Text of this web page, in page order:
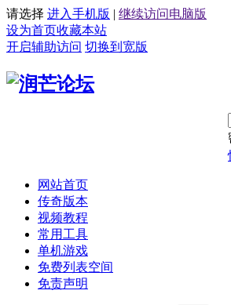
请选择 进入手机版 | 继续访问电脑版
设为首页收藏本站
开启辅助访问 切换到宽版
网站首页
传奇版本
视频教程
常用工具
单机游戏
免费列表空间
免责声明